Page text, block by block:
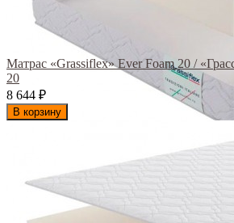
Матрас «Grassiflex» Ever Foam 20 /
20
8 644 ₽
В корзину